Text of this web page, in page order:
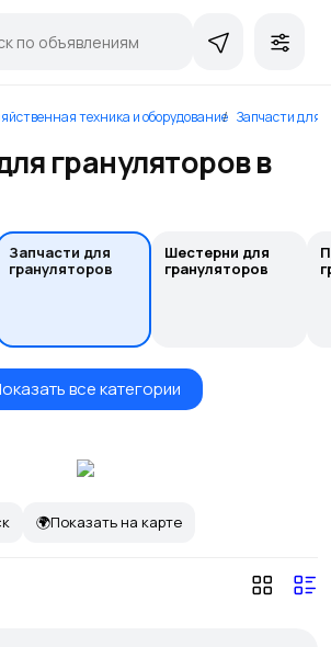
техника и оборудование Запчасти для
грануляторов в
Запчасти для
грануляторов
Шестерни для
грануляторов
все категории
🌍Показать на карте